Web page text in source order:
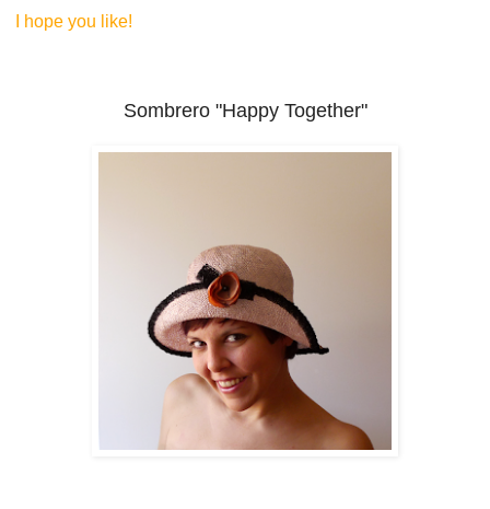
I hope you like!
Sombrero "Happy Together"